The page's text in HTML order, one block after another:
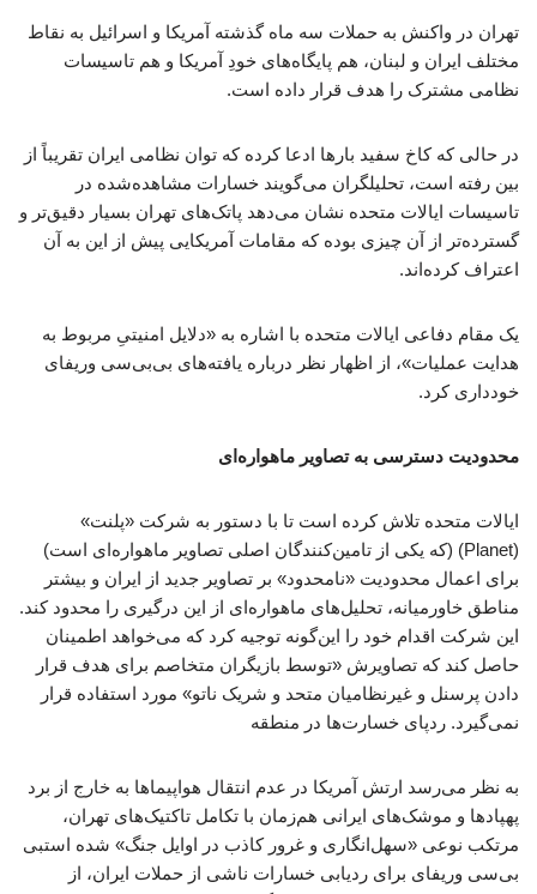
تهران در واکنش به حملات سه ماه گذشته آمریکا و اسرائیل به نقاط
مختلف ایران و لبنان، هم پایگاه‌های خودِ آمریکا و هم تاسیسات
نظامی مشترک را هدف قرار داده است.
در حالی که کاخ سفید بارها ادعا کرده که توان نظامی ایران تقریباً از
بین رفته است، تحلیلگران می‌گویند خسارات مشاهده‌شده در
تاسیسات ایالات متحده نشان می‌دهد پاتک‌های تهران بسیار دقیق‌تر و
گسترده‌تر از آن چیزی بوده که مقامات آمریکایی پیش از این به آن
اعتراف کرده‌اند.
یک مقام دفاعی ایالات متحده با اشاره به «دلایل امنیتیِ مربوط به
هدایت عملیات»، از اظهار نظر درباره یافته‌های بی‌بی‌سی وریفای
خودداری کرد.
محدودیت دسترسی به تصاویر ماهواره‌ای
ایالات متحده تلاش کرده است تا با دستور به شرکت «پلنت»
(Planet) (که یکی از تامین‌کنندگان اصلی تصاویر ماهواره‌ای است)
برای اعمال محدودیت «نامحدود» بر تصاویر جدید از ایران و بیشتر
مناطق خاورمیانه، تحلیل‌های ماهواره‌ای از این درگیری را محدود کند.
این شرکت اقدام خود را این‌گونه توجیه کرد که می‌خواهد اطمینان
حاصل کند که تصاویرش «توسط بازیگران متخاصم برای هدف قرار
دادن پرسنل و غیرنظامیان متحد و شریک ناتو» مورد استفاده قرار
نمی‌گیرد. ردپای خسارت‌ها در منطقه
به نظر می‌رسد ارتش آمریکا در عدم انتقال هواپیماها به خارج از برد
پهپادها و موشک‌های ایرانی هم‌زمان با تکامل تاکتیک‌های تهران،
مرتکب نوعی «سهل‌انگاری و غرور کاذب در اوایل جنگ» شده استبی
بی‌سی وریفای برای ردیابی خسارات ناشی از حملات ایران، از